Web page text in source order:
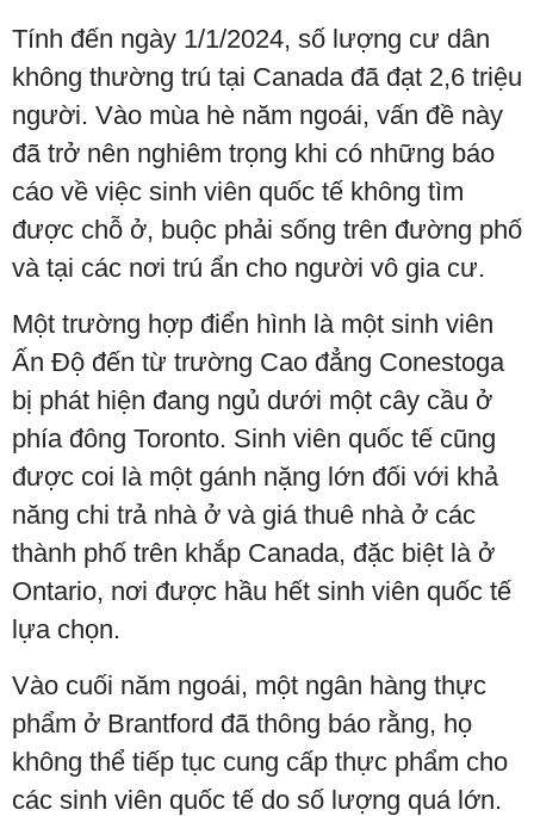
Tính đến ngày 1/1/2024, số lượng cư dân
không thường trú tại Canada đã đạt 2,6 triệu
người. Vào mùa hè năm ngoái, vấn đề này
đã trở nên nghiêm trọng khi có những báo
cáo về việc sinh viên quốc tế không tìm
được chỗ ở, buộc phải sống trên đường phố
và tại các nơi trú ẩn cho người vô gia cư.
Một trường hợp điển hình là một sinh viên
Ấn Độ đến từ trường Cao đẳng Conestoga
bị phát hiện đang ngủ dưới một cây cầu ở
phía đông Toronto. Sinh viên quốc tế cũng
được coi là một gánh nặng lớn đối với khả
năng chi trả nhà ở và giá thuê nhà ở các
thành phố trên khắp Canada, đặc biệt là ở
Ontario, nơi được hầu hết sinh viên quốc tế
lựa chọn.
Vào cuối năm ngoái, một ngân hàng thực
phẩm ở Brantford đã thông báo rằng, họ
không thể tiếp tục cung cấp thực phẩm cho
các sinh viên quốc tế do số lượng quá lớn.